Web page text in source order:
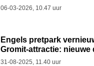
06-03-2026, 10.47 uur
Engels pretpark
Gromit-attractie: nieuwe
31-08-2025, 11.40 uur